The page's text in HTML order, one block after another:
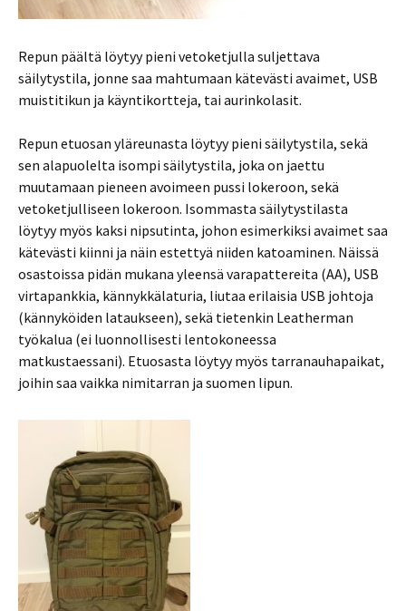
Repun päältä löytyy pieni vetoketjulla suljettava
säilytystila, jonne saa mahtumaan kätevästi avaimet, USB
muistitikun ja käyntikortteja, tai aurinkolasit.
Repun etuosan yläreunasta löytyy pieni säilytystila, sekä
sen alapuolelta isompi säilytystila, joka on jaettu
muutamaan pieneen avoimeen pussi lokeroon, sekä
vetoketjulliseen lokeroon. Isommasta säilytystilasta
löytyy myös kaksi nipsutinta, johon esimerkiksi avaimet saa
kätevästi kiinni ja näin estettyä niiden katoaminen. Näissä
osastoissa pidän mukana yleensä varapattereita (AA), USB
virtapankkia, kännykkälaturia, liutaa erilaisia USB johtoja
(kännyköiden lataukseen), sekä tietenkin Leatherman
työkalua (ei luonnollisesti lentokoneessa
matkustaessani). Etuosasta löytyy myös tarranauhapaikat,
joihin saa vaikka nimitarran ja suomen lipun.